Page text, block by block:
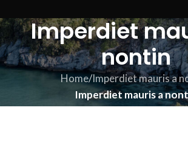
Imperdiet
nontin
Home/Imperdiet mauris a
Imperdiet mauris a